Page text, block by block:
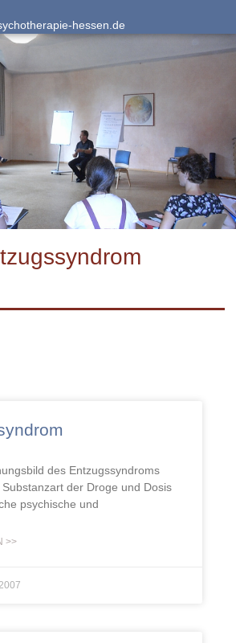
hessen.de
des Entzugssyndroms
der Droge und Dosis
psychische und
>>